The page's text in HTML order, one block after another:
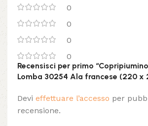
0
0
0
0
Recensisci per primo
Lomba 30254 Ala francese (220 x
Devi effettuare l’accesso per
recensione.